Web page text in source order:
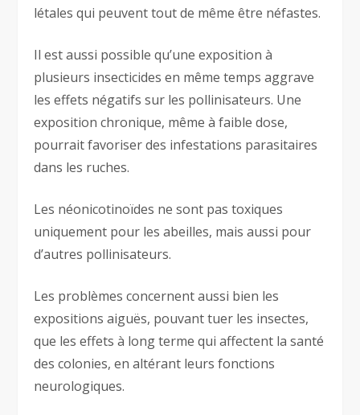
létales qui peuvent tout de même être néfastes.
Il est aussi possible qu’une exposition à
plusieurs insecticides en même temps aggrave
les effets négatifs sur les pollinisateurs. Une
exposition chronique, même à faible dose,
pourrait favoriser des infestations parasitaires
dans les ruches.
Les néonicotinoïdes ne sont pas toxiques
uniquement pour les abeilles, mais aussi pour
d’autres pollinisateurs.
Les problèmes concernent aussi bien les
expositions aiguës, pouvant tuer les insectes,
que les effets à long terme qui affectent la santé
des colonies, en altérant leurs fonctions
neurologiques.